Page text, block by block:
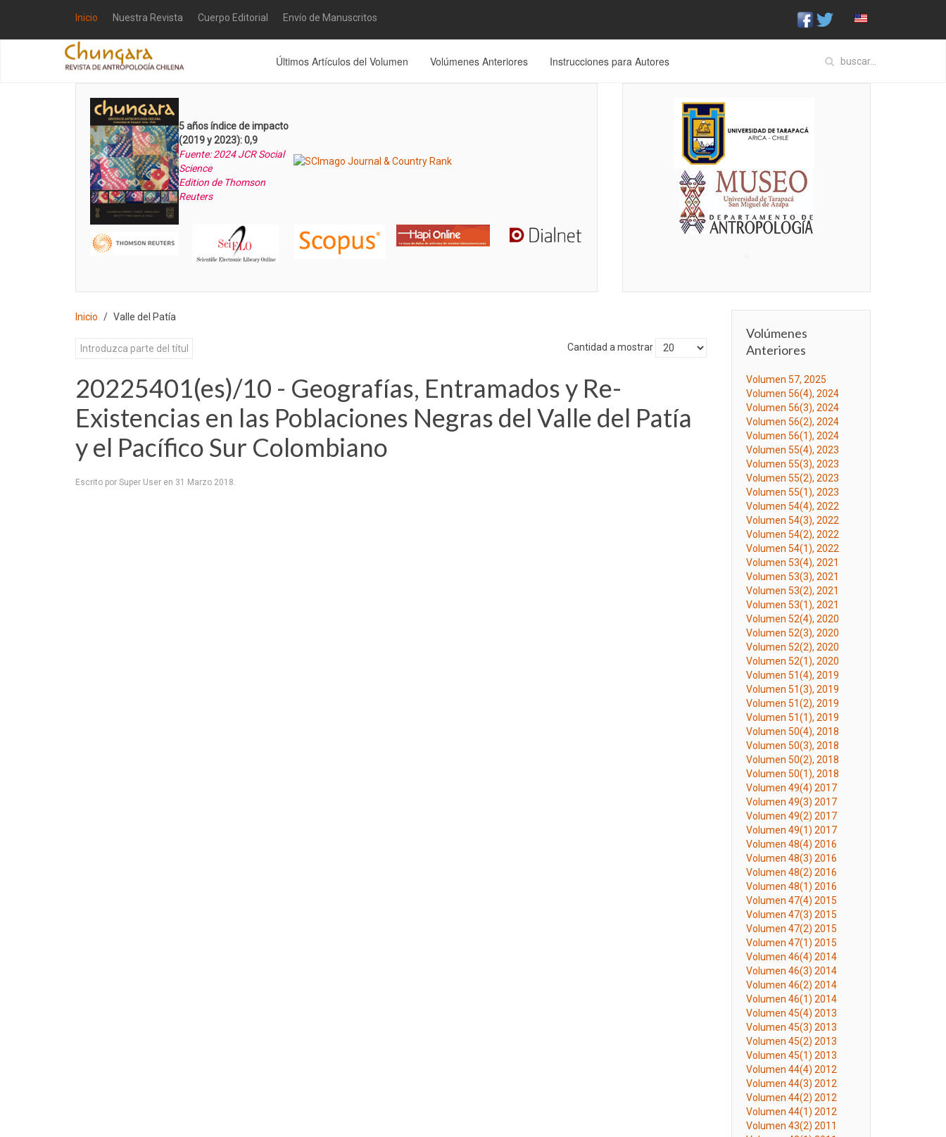
Inicio Nuestra Revista Cuerpo Editorial Envío de Manuscritos
Últimos Artículos del Volumen Volúmenes Anteriores Instrucciones para Autores
5 años índice de impacto
(2019 y 2023): 0,9
Fuente: 2024 JCR Social
Science
Edition de Thomson
Reuters
Inicio Valle del Patía
Cantidad a mostrar
20225401(es)/10 - Geografías, Entramados y Re-
Existencias en las Poblaciones Negras del Valle del Patía
y el Pacífico Sur Colombiano
Escrito por Super User en 31 Marzo 2018.
Volúmenes
Anteriores
Volumen 57, 2025
Volumen 56(4), 2024
Volumen 56(3), 2024
Volumen 56(2), 2024
Volumen 56(1), 2024
Volumen 55(4), 2023
Volumen 55(3), 2023
Volumen 55(2), 2023
Volumen 55(1), 2023
Volumen 54(4), 2022
Volumen 54(3), 2022
Volumen 54(2), 2022
Volumen 54(1), 2022
Volumen 53(4), 2021
Volumen 53(3), 2021
Volumen 53(2), 2021
Volumen 53(1), 2021
Volumen 52(4), 2020
Volumen 52(3), 2020
Volumen 52(2), 2020
Volumen 52(1), 2020
Volumen 51(4), 2019
Volumen 51(3), 2019
Volumen 51(2), 2019
Volumen 51(1), 2019
Volumen 50(4), 2018
Volumen 50(3), 2018
Volumen 50(2), 2018
Volumen 50(1), 2018
Volumen 49(4) 2017
Volumen 49(3) 2017
Volumen 49(2) 2017
Volumen 49(1) 2017
Volumen 48(4) 2016
Volumen 48(3) 2016
Volumen 48(2) 2016
Volumen 48(1) 2016
Volumen 47(4) 2015
Volumen 47(3) 2015
Volumen 47(2) 2015
Volumen 47(1) 2015
Volumen 46(4) 2014
Volumen 46(3) 2014
Volumen 46(2) 2014
Volumen 46(1) 2014
Volumen 45(4) 2013
Volumen 45(3) 2013
Volumen 45(2) 2013
Volumen 45(1) 2013
Volumen 44(4) 2012
Volumen 44(3) 2012
Volumen 44(2) 2012
Volumen 44(1) 2012
Volumen 43(2) 2011